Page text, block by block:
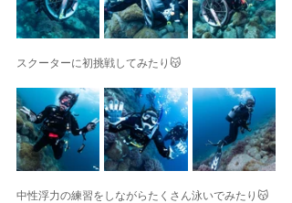
スクーターに初挑戦してみたり😽
中性浮力の練習をしながらたくさん泳いでみたり😽